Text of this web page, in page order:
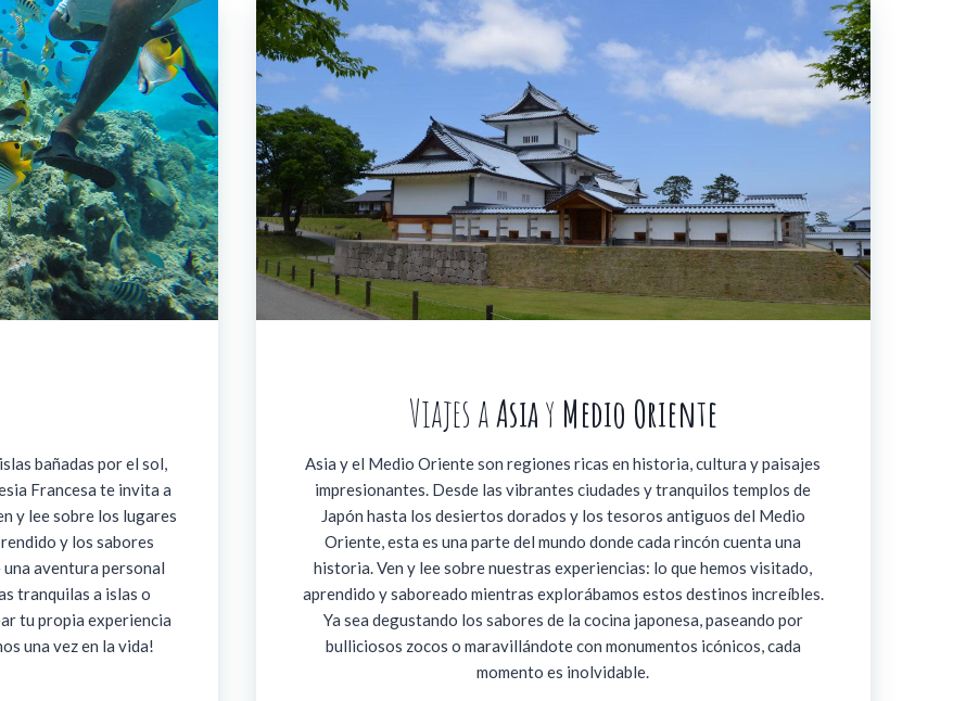
bañadas por el sol,
Francesa te invita a
y lee sobre los lugares
y los sabores
aventura personal
tranquilas a islas o
tu propia experiencia
una vez en la vida!
Viajes aAsiay Medio Oriente
Asia y el Medio Oriente son regiones ricas en historia, cultura y paisajes
impresionantes. Desde las vibrantes ciudades y tranquilos templos de
Japón hasta los desiertos dorados y los tesoros antiguos del Medio
Oriente, esta es una parte del mundo donde cada rincón cuenta una
historia. Ven y lee sobre nuestras experiencias: lo que hemos visitado,
aprendido y saboreado mientras explorábamos estos destinos increíbles.
Ya sea degustando los sabores de la cocina japonesa, paseando por
bulliciosos zocos o maravillándote con monumentos icónicos, cada
momento es inolvidable.